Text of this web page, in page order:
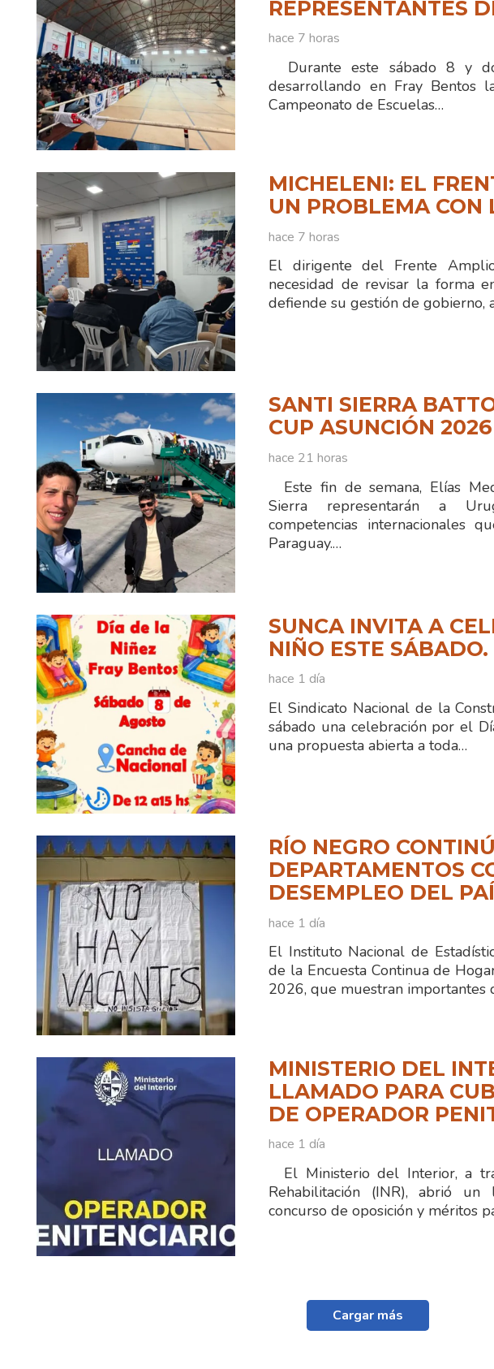
REPRESENTANTES
hace 7 horas
Durante este sábado 8 y
desarrollando en Fray Bentos
Campeonato de Escuelas…
MICHELENI: EL
UN PROBLEMA CON
hace 7 horas
El dirigente del Frente
necesidad de revisar la forma
defiende su gestión de gobierno,
SANTI SIERRA
CUP ASUNCIÓN 2026
hace 21 horas
Este fin de semana, Elías
Sierra representarán a
competencias internacionales
Paraguay.…
SUNCA INVITA A
NIÑO ESTE SÁBADO.
hace 1 día
El Sindicato Nacional de la
sábado una celebración por el
una propuesta abierta a toda…
RÍO NEGRO
DEPARTAMENTOS
DESEMPLEO DEL
hace 1 día
El Instituto Nacional de
de la Encuesta Continua de
2026, que muestran importantes
MINISTERIO DEL
LLAMADO PARA
DE OPERADOR
hace 1 día
El Ministerio del Interior, a
Rehabilitación (INR), abrió
concurso de oposición y méritos
Cargar más